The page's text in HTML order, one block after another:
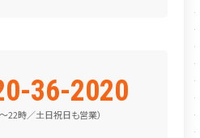
36-2020
22時／土日祝日も営業）